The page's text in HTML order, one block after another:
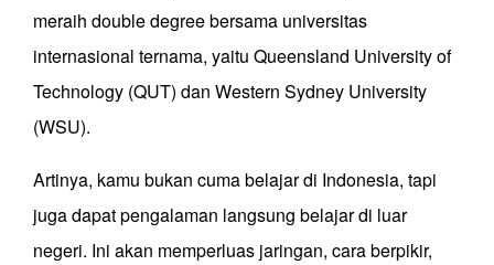
meraih double degree bersama universitas
internasional ternama, yaitu Queensland University of
Technology (QUT) dan Western Sydney University
(WSU).
Artinya, kamu bukan cuma belajar di Indonesia, tapi
juga dapat pengalaman langsung belajar di luar
negeri. Ini akan memperluas jaringan, cara berpikir,